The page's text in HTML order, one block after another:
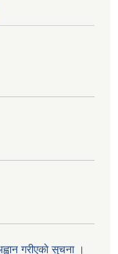
गरीएकाे सुचना ।